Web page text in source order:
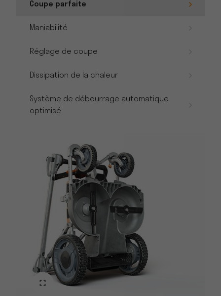
Coupe parfaite
Maniabilité
Réglage de coupe
Dissipation de la chaleur
Système de débourrage automatique
optimisé